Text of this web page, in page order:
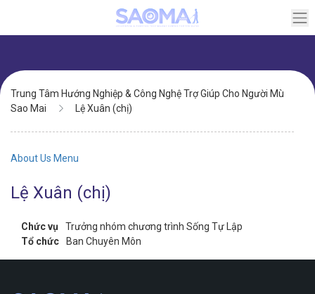
nội
Điều
hướng
Trung Tâm Hướng Nghiệp & Công Nghệ Trợ Giúp Cho Người Mù
Sao Mai
Lệ Xuân (chị)
About Us Menu
Lệ Xuân (chị)
Chức vụ
Trưởng nhóm chương trình Sống Tự Lập
Tổ chức
Ban Chuyên Môn